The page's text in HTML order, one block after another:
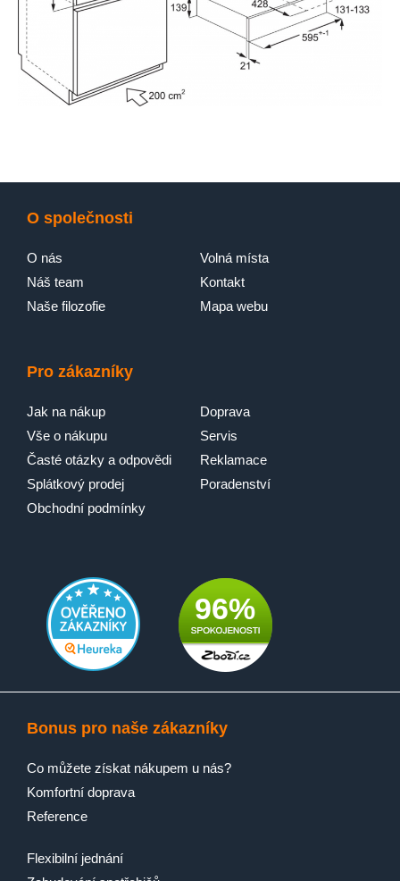
O společnosti
O nás
Náš team
Naše filozofie
Volná místa
Kontakt
Mapa webu
Pro zákazníky
Jak na nákup
Vše o nákupu
Časté otázky a odpovědi
Splátkový prodej
Obchodní podmínky
Doprava
Servis
Reklamace
Poradenství
96%
Bonus pro naše zákazníky
Co můžete získat nákupem u nás?
Komfortní doprava
Reference
Flexibilní jednání